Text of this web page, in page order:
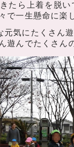
たら上着を脱
で一生懸命に楽
元気にたくさん
遊んでたくさん